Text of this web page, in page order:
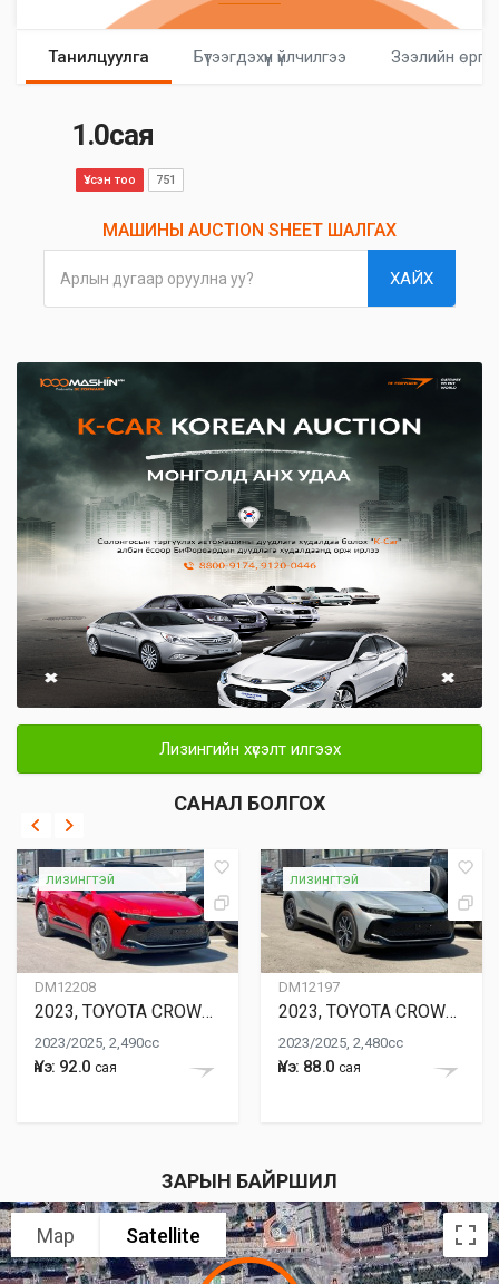
Танилцуулга Бүтээгдэхүүн үйлчилгээ Зээлийн
1.0сая
Үзсэн тоо 751
МАШИНЫ AUCTION SHEET ШАЛГАХ
Арлын дугаар оруулна уу? ХАЙХ
Лизингийн хүсэлт илгээх
САНАЛ БОЛГОХ
DM12208
лизингтэй
2023, TOYOTA CROWN HYBRID
2023/2025, 2,490cc
Үнэ: 92.0 сая
DM12197
лизингтэй
2023, TOYOTA CROWN HYBRID
2023/2025, 2,480cc
Үнэ: 88.0 сая
ЗАРЫН БАЙРШИЛ
Map Satellite